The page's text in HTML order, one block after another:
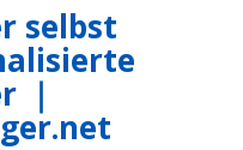
selbst
｜